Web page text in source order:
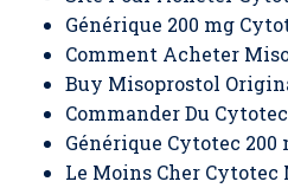
Générique 200 mg
Comment Acheter
Buy Misoprostol
Commander Du
Générique Cytotec 200
Le Moins Cher Cytotec